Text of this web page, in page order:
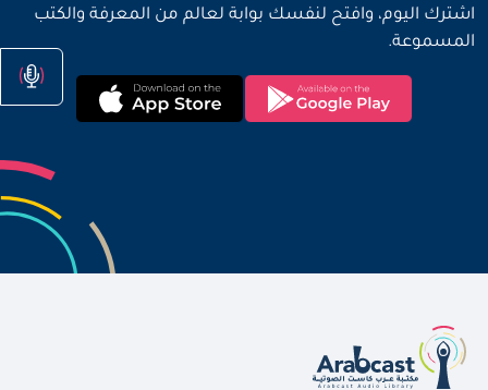
اشترك اليوم، وافتح لنفسك بوابة لعالم من المعرفة والكتب
المسموعة.